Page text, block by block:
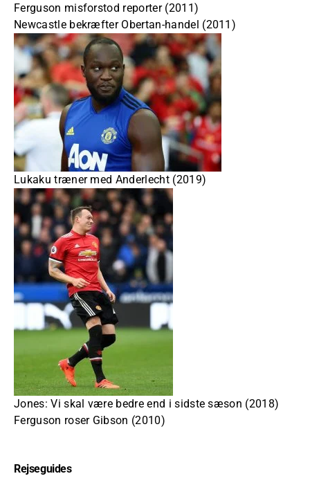
Ferguson misforstod reporter (2011)
Newcastle bekræfter Obertan-handel (2011)
Lukaku træner med Anderlecht (2019)
Jones: Vi skal være bedre end i sidste sæson (2018)
Ferguson roser Gibson (2010)
Rejseguides